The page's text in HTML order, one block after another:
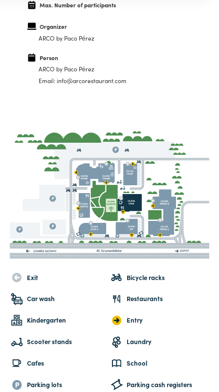
Max. Number of participants
Organizer
ARCO by Paco Pérez
Person
ARCO by Paco Pérez
Email: info@arcorestaurant.com
Exit Bicycle racks
Car wash Restaurants
Kindergarten Entry
Scooter stands Laundry
Cafes School
Parking lots Parking cash registers